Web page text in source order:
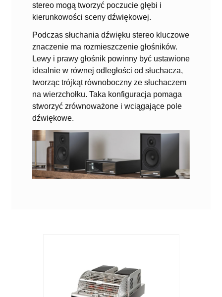
stereo mogą tworzyć poczucie głębi i
kierunkowości sceny dźwiękowej.
Podczas słuchania dźwięku stereo kluczowe
znaczenie ma rozmieszczenie głośników.
Lewy i prawy głośnik powinny być ustawione
idealnie w równej odległości od słuchacza,
tworząc trójkąt równoboczny ze słuchaczem
na wierzchołku. Taka konfiguracja pomaga
stworzyć zrównoważone i wciągające pole
dźwiękowe.